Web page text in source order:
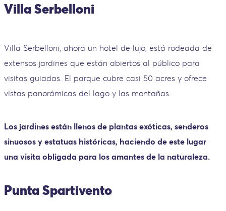
Villa Serbelloni
Villa Serbelloni, ahora un hotel de lujo, está rodeada de
extensos jardines que están abiertos al público para
visitas guiadas. El parque cubre casi 50 acres y ofrece
vistas panorámicas del lago y las montañas.
Los jardines están llenos de plantas exóticas, senderos
sinuosos y estatuas históricas, haciendo de este lugar
una visita obligada para los amantes de la naturaleza.
Punta Spartivento